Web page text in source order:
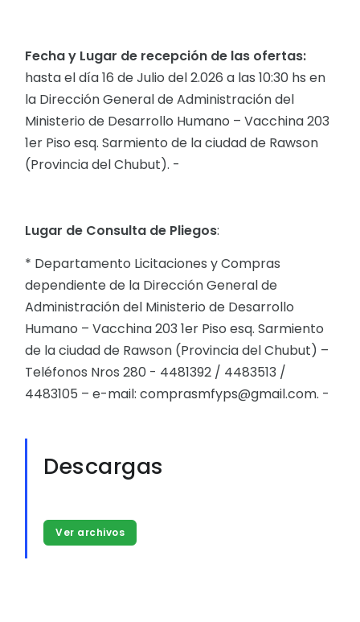
Fecha y Lugar de recepción de las ofertas:
hasta el día 16 de Julio del 2.026 a las 10:30 hs en
la Dirección General de Administración del
Ministerio de Desarrollo Humano – Vacchina 203
1er Piso esq. Sarmiento de la ciudad de Rawson
(Provincia del Chubut). -
Lugar de Consulta de Pliegos:
* Departamento Licitaciones y Compras
dependiente de la Dirección General de
Administración del Ministerio de Desarrollo
Humano – Vacchina 203 1er Piso esq. Sarmiento
de la ciudad de Rawson (Provincia del Chubut) –
Teléfonos Nros 280 - 4481392 / 4483513 /
4483105 – e-mail: comprasmfyps@gmail.com. -
Descargas
Ver archivos